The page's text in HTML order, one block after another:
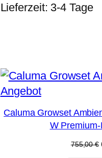
Lieferzeit: 3-4 Tage
AngebotProdukt
Angebot
Caluma Growset
W
755,00€